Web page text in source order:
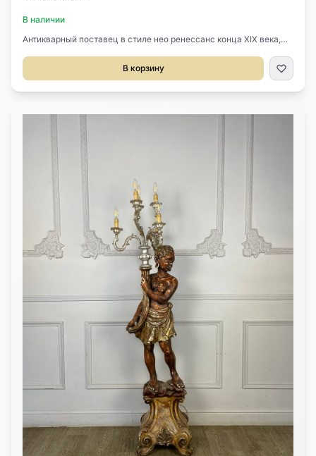
В наличии
Антикварный поставец в стиле нео ренессанс конца XIX века,
резьба.Размер 90х46х182h см.
В корзину